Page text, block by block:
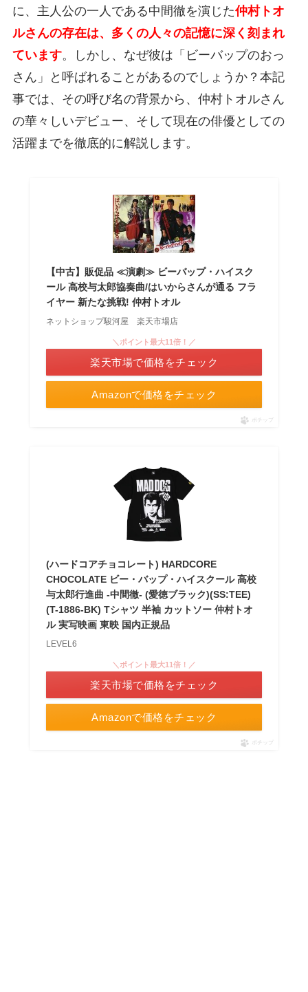
に、主人公の一人である中間徹を演じた仲村トオ
ルさんの存在は、多くの人々の記憶に深く刻まれ
ています。しかし、なぜ彼は「ビーバップのおっ
さん」と呼ばれることがあるのでしょうか？本記
事では、その呼び名の背景から、仲村トオルさん
の華々しいデビュー、そして現在の俳優としての
活躍までを徹底的に解説します。
【中古】販促品 ≪演劇≫ ビーバップ・ハイスク
ール 高校与太郎協奏曲/はいからさんが通る フラ
イヤー 新たな挑戦! 仲村トオル
ネットショップ駿河屋 楽天市場店
Amazonで価格をチェック
＼ポイント最大11倍！／
楽天市場で価格をチェック
ポチップ
(ハードコアチョコレート) HARDCORE
CHOCOLATE ビー・バップ・ハイスクール 高校
与太郎行進曲 -中間徹- (愛徳ブラック)(SS:TEE)
(T-1886-BK) Tシャツ 半袖 カットソー 仲村トオ
ル 実写映画 東映 国内正規品
LEVEL6
Amazonで価格をチェック
＼ポイント最大11倍！／
楽天市場で価格をチェック
ポチップ